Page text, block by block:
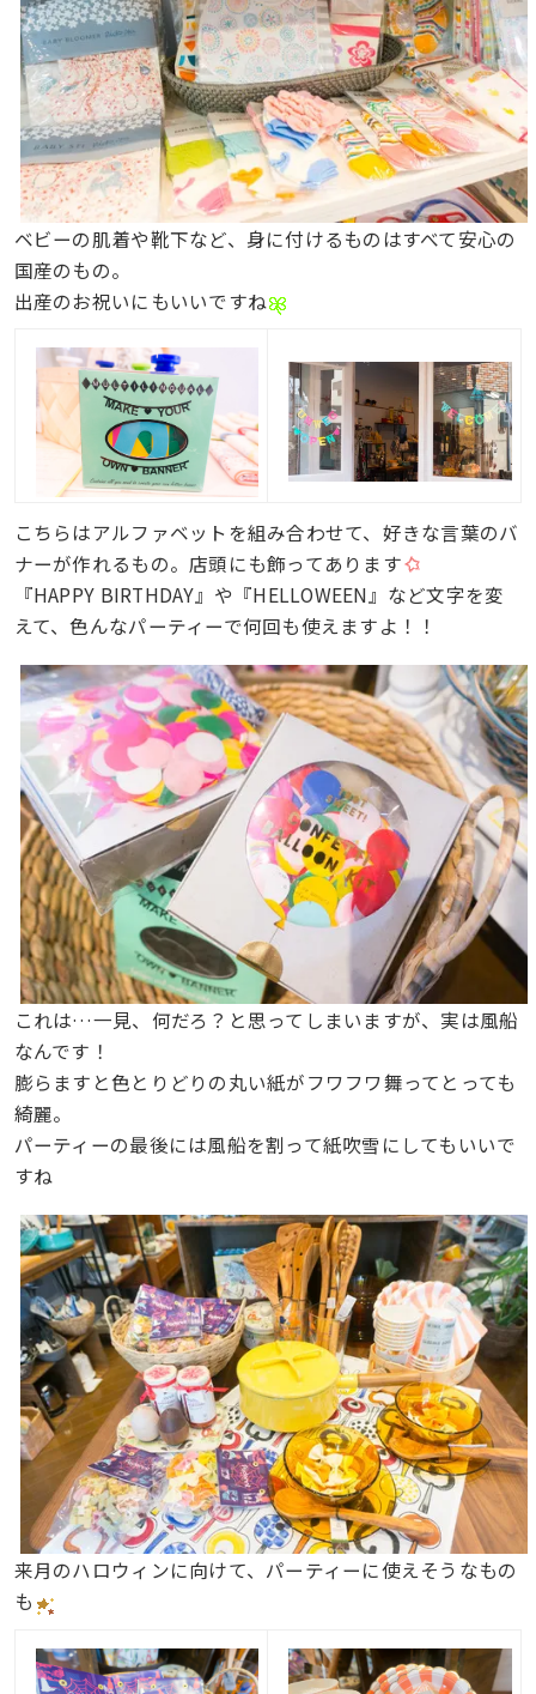
ベビーの肌着や靴下など、身に付けるものはすべて安心の
国産のもの。
出産のお祝いにもいいですね
こちらはアルファベットを組み合わせて、好きな言葉のバ
ナーが作れるもの。店頭にも飾ってあります
『HAPPY BIRTHDAY』や『HELLOWEEN』など文字を変
えて、色んなパーティーで何回も使えますよ！！
これは…一見、何だろ？と思ってしまいますが、実は風船
なんです！
膨らますと色とりどりの丸い紙がフワフワ舞ってとっても
綺麗。
パーティーの最後には風船を割って紙吹雪にしてもいいで
すね
来月のハロウィンに向けて、パーティーに使えそうなもの
も